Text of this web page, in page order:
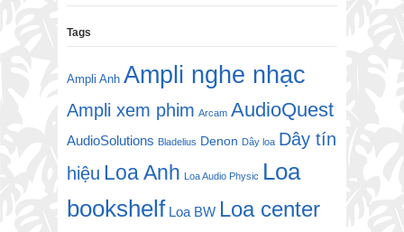
Tags
Ampli Anh Ampli nghe nhạc
Ampli xem phim Arcam AudioQuest
AudioSolutions Bladelius Denon Dây loa Dây tín
hiệu Loa Anh Loa Audio Physic Loa
bookshelf Loa BW Loa center